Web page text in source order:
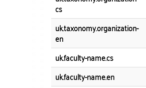
cs
uk.taxonomy.organization-
en
uk.faculty-name.cs
uk.faculty-name.en